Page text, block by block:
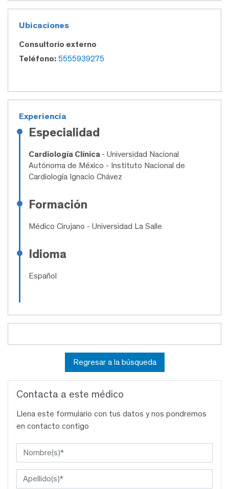
Ubicaciones
Consultorio externo
Teléfono: 5555939275
Experiencia
Especialidad
Cardiología Clínica - Universidad Nacional
Autónoma de México - Instituto Nacional de
Cardiología Ignacio Chávez
Formación
Médico Cirujano - Universidad La Salle
Idioma
Español
Regresar a la búsqueda
Contacta a este médico
Llena este formulario con tus datos y nos pondremos
en contacto contigo